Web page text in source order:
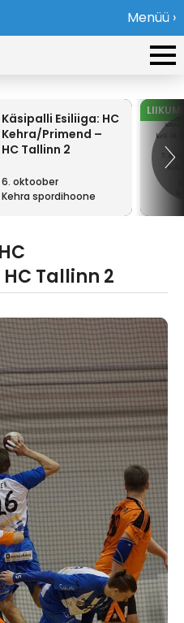
Menüü ›
Käsipalli Esiliiga: HC
Kehra/Primend –
HC Tallinn 2
6. oktoober
Kehra spordihoone
Tallinn 2